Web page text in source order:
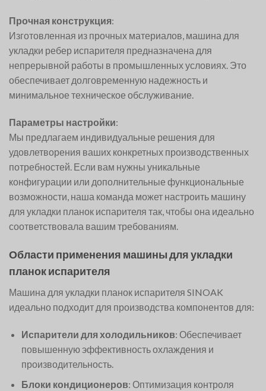
Прочная конструкция:
Изготовленная из прочных материалов, машина для
укладки ребер испарителя предназначена для
непрерывной работы в промышленных условиях. Это
обеспечивает долговременную надежность и
минимальное техническое обслуживание.
Параметры настройки:
Мы предлагаем индивидуальные решения для
удовлетворения ваших конкретных производственных
потребностей. Если вам нужны уникальные
конфигурации или дополнительные функциональные
возможности, наша команда может настроить машину
для укладки планок испарителя так, чтобы она идеально
соответствовала вашим требованиям.
Области применения машины для укладки
планок испарителя
Машина для укладки планок испарителя SINOAK
идеально подходит для производства компонентов для:
Испарители для холодильников: Обеспечивает
повышенную эффективность охлаждения и
производительность.
Блоки кондиционеров: Оптимизация контроля